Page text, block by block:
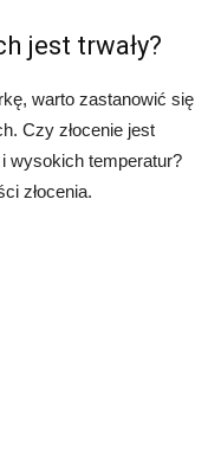
jest trwały?
warto zastanowić się
Czy złocenie jest
i wysokich temperatur?
złocenia.